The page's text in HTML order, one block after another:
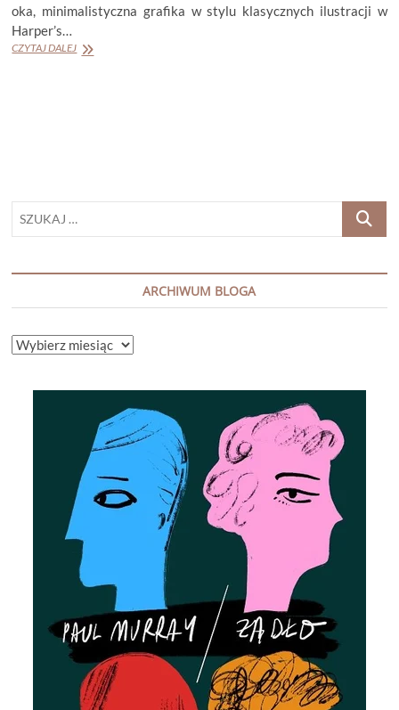
oka, minimalistyczna grafika w stylu klasycznych ilustracji w
Harper’s…
CZYTAJ DALEJMARIE
SZUKAJ
ARCHIWUM BLOGA
ARCHIWUM